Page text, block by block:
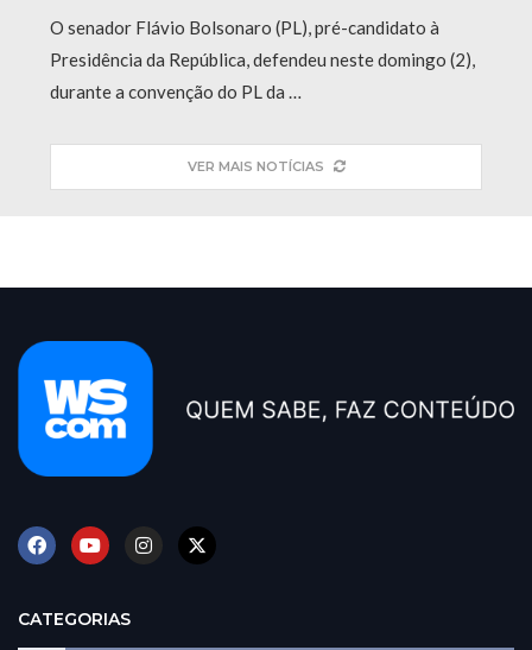
O senador Flávio Bolsonaro (PL), pré-candidato à
Presidência da República, defendeu neste domingo (2),
durante a convenção do PL da …
VER MAIS NOTÍCIAS
CATEGORIAS